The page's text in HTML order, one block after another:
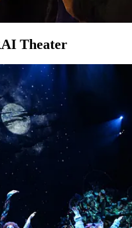
Theater